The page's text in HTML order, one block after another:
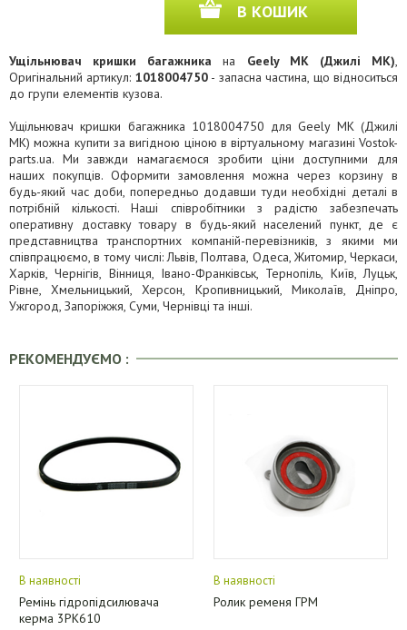
В КОШИК
Ущільнювач кришки багажника на Geely MK (Джилі МК),
Оригінальний артикул: 1018004750- запасна частина, що відноситься
до групи елементів кузова.
Ущільнювач кришки багажника 1018004750 для Geely MK (Джилі
МК) можна купити за вигідною ціною в віртуальному магазині Vostok-
parts.ua. Ми завжди намагаємося зробити ціни доступними для
наших покупців. Оформити замовлення можна через корзину в
будь-який час доби, попередньо додавши туди необхідні деталі в
потрібній кількості. Наші співробітники з радістю забезпечать
оперативну доставку товару в будь-який населений пункт, де є
представництва транспортних компаній-перевізників, з якими ми
співпрацюємо, в тому числі: Львів, Полтава, Одеса, Житомир, Черкаси,
Харків, Чернігів, Вінниця, Івано-Франківськ, Тернопіль, Київ, Луцьк,
Рівне, Хмельницький, Херсон, Кропивницький, Миколаїв, Дніпро,
Ужгород, Запоріжжя, Суми, Чернівці та інші.
РЕКОМЕНДУЄМО :
В наявності
Ремінь гідропідсилювача
керма 3PK610
В наявності
Ролик ременя ГРМ